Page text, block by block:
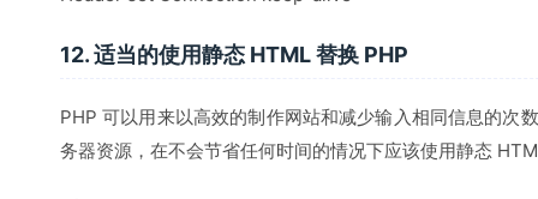
12. 适当的使用静态 HTML 替换 PHP
PHP 可以用来以高效的制作网站和减少输入相同信息的次
务器资源，在不会节省任何时间的情况下应该使用静态